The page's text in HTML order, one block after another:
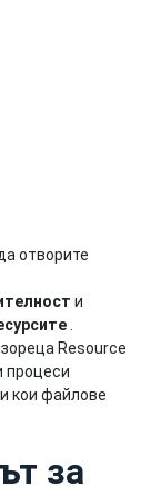
отворите
и
Resource
процеси
кои файлове
за